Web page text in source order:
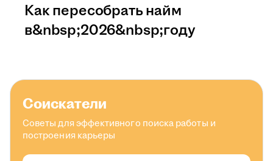
Как пересобрать найм
в&nbsp;2026&nbsp;году
Соискатели
Советы для эффективного поиска работы и
построения карьеры